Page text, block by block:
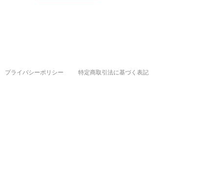
プライバシーポリシー 特定商取引法に基づく表記